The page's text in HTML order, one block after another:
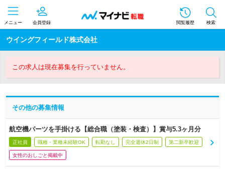
メニュー 会員登録 閲覧履歴 検索
ウイングフィールド株式会社
この求人は現在募集を行っていません。
その他の募集情報
航空機パーツを手掛ける【総合職（塗装・検査）】賞与5.3ヶ月分
正社員 職種・業種未経験OK 転勤なし 完全週休2日制 第二新卒歓迎
女性のおしごと掲載中